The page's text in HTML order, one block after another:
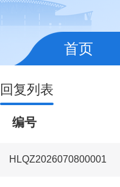
首页
回复列表
编号
HLQZ2026070800001